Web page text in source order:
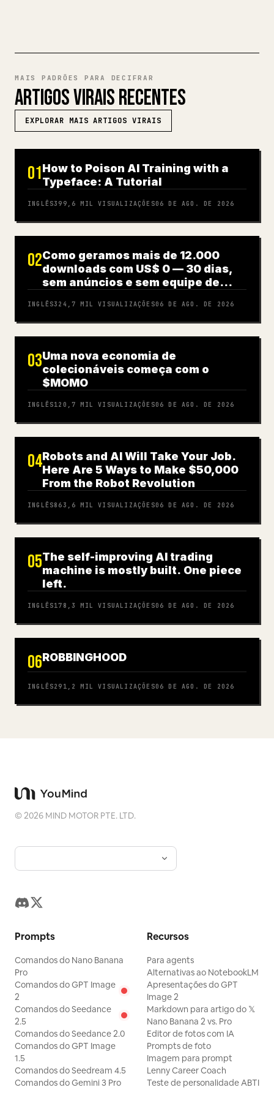
MAIS PADRÕES PARA DECIFRAR
ARTIGOS VIRAIS RECENTES
EXPLORAR MAIS ARTIGOS VIRAIS
01How to Poison AI Training with a
Typeface: A Tutorial
INGLÊS399,6 MIL VISUALIZAÇÕES06 DE AGO. DE 2026
02Como geramos mais de 12.000
downloads com US$ 0 — 30 dias,
sem anúncios e sem equipe de
INGLÊS324,7 MIL VISUALIZAÇÕES06 DE AGO. DE 2026
03Uma nova economia de
colecionáveis começa com o
$MOMO
INGLÊS120,7 MIL VISUALIZAÇÕES06 DE AGO. DE 2026
04Robots and AI Will Take Your Job.
Here Are 5 Ways to Make $50,000
From the Robot Revolution
INGLÊS863,6 MIL VISUALIZAÇÕES06 DE AGO. DE 2026
05The self-improving AI trading
machine is mostly built. One piece
left.
INGLÊS178,3 MIL VISUALIZAÇÕES06 DE AGO. DE 2026
06ROBBINGHOOD
INGLÊS291,2 MIL VISUALIZAÇÕES06 DE AGO. DE 2026
©2026 MIND MOTOR PTE. LTD.
Prompts
Comandos do Nano Banana
Pro
Comandos do GPT Image
2
Comandos do Seedance
2.5
Comandos do Seedance 2.0
Comandos do GPT Image
1.5
Comandos do Seedream 4.5
Comandos do Gemini 3 Pro
Recursos
Para agents
Alternativas ao NotebookLM
Apresentações do GPT
Image 2
Markdown para artigo do 𝕏
Nano Banana 2 vs. Pro
Editor de fotos com IA
Prompts de foto
Imagem para prompt
Lenny Career Coach
Teste de personalidade ABTI